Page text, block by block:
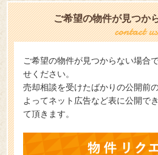
ご希望の物件が見つか
ご希望の物件が見つからない場合
せください。
売却相談を受けたばかりの公開前
よってネット広告など表に公開で
て頂きます。